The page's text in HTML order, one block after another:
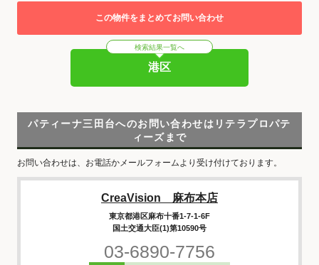
この物件をまとめてお問い合わせ
検索結果一覧へ
港区
パティーナ三田台へのお問い合わせはリテラプロパテ
ィーズまで
お問い合わせは、お電話かメールフォームより受け付けております。
CreaVision 麻布本店
東京都港区麻布十番1-7-1-6F
国土交通大臣(1)第10590号
03-6890-7756